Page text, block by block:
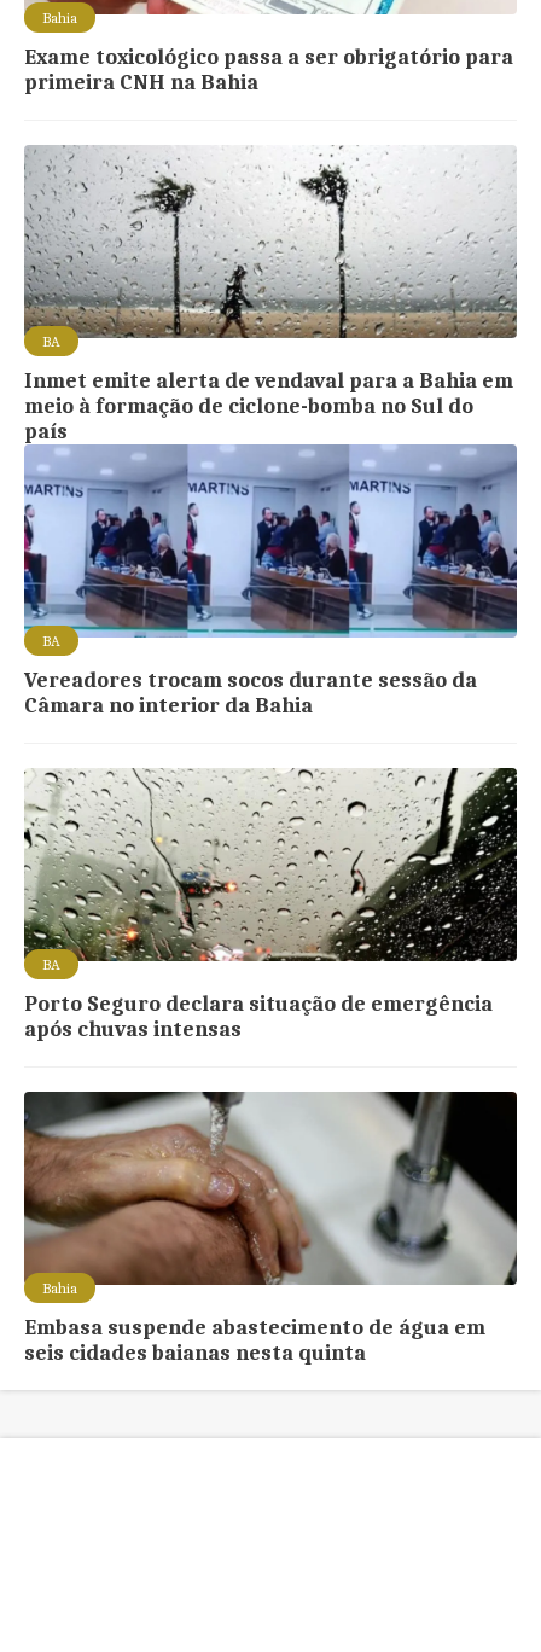
Bahia
Exame toxicológico passa a ser obrigatório para
primeira CNH na Bahia
BA
Inmet emite alerta de vendaval para a Bahia em
meio à formação de ciclone-bomba no Sul do
país
BA
Vereadores trocam socos durante sessão da
Câmara no interior da Bahia
BA
Porto Seguro declara situação de emergência
após chuvas intensas
Bahia
Embasa suspende abastecimento de água em
seis cidades baianas nesta quinta